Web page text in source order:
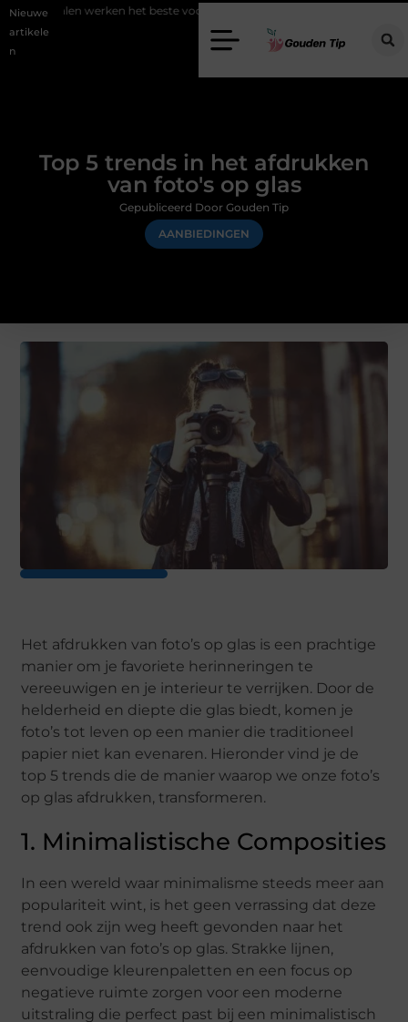
Nieuwe
artikele
n
het beste voor vastgoedmarketing?
Top 5 trends in het afdrukken
van foto's op glas
AANBIEDINGEN
Gepubliceerd Door Gouden Tip
Het afdrukken van foto’s op glas is een prachtige
manier om je favoriete herinneringen te
vereeuwigen en je interieur te verrijken. Door de
helderheid en diepte die glas biedt, komen je
foto’s tot leven op een manier die traditioneel
papier niet kan evenaren. Hieronder vind je de
top 5 trends die de manier waarop we onze foto’s
op glas afdrukken, transformeren.
1. Minimalistische Composities
In een wereld waar minimalisme steeds meer aan
populariteit wint, is het geen verrassing dat deze
trend ook zijn weg heeft gevonden naar het
afdrukken van foto’s op glas. Strakke lijnen,
eenvoudige kleurenpaletten en een focus op
negatieve ruimte zorgen voor een moderne
uitstraling die perfect past bij een minimalistisch